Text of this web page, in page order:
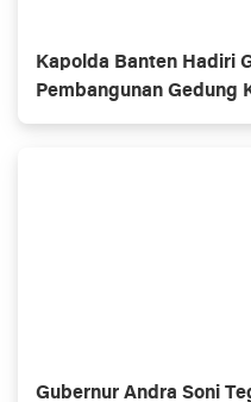
Kapolda Banten Hadiri
Pembangunan Gedung
Provinsi Banten
Gubernur Andra Soni